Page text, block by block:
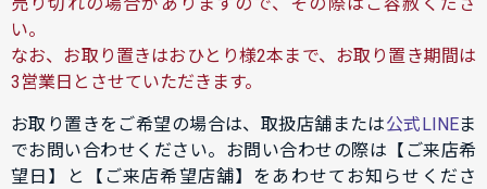
い。
なお、お取り置きはおひとり様2本まで、お取り置き期間は
3営業日とさせていただきます。
お取り置きをご希望の場合は、取扱店舗または公式LINEま
でお問い合わせください。お問い合わせの際は【ご来店希
望日】と【ご来店希望店舗】をあわせてお知らせくださ